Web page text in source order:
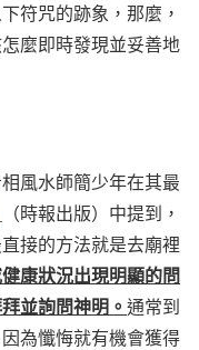
符咒的跡象，那麼，
麼即時發現並妥善地
風水師簡少年在其最
（時報出版）中提到，
接的方法就是去廟裡
康狀況出現明顯的問
並詢問神明。 通常到
為懺悔就有機會獲得